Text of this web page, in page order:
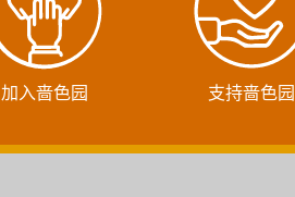
加入啬色园 支持啬色园